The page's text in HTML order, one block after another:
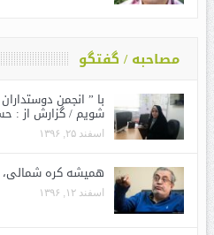
مصاحبه / گفتگو
با ” انجمن
شویم / گزارش از :
اسفند ۲۵, ۱۳۹۶
همیشه کره شمالی،
اسفند ۱۲, ۱۳۹۶